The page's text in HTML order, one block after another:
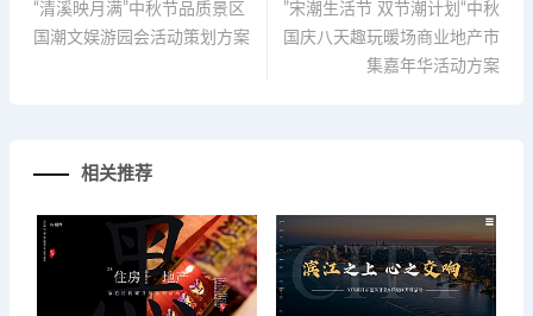
“清溪映月满”中秋节品质景区
国潮文娱游园会活动策划方案
”宋潮生活节 双节潮计划“中秋
国庆八天趣玩暖场商业地产市
集嘉年华活动方案
相关推荐